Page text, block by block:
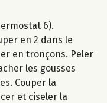
6).
en 2 dans le
en tronçons. Peler
les gousses
Couper la
et ciseler la